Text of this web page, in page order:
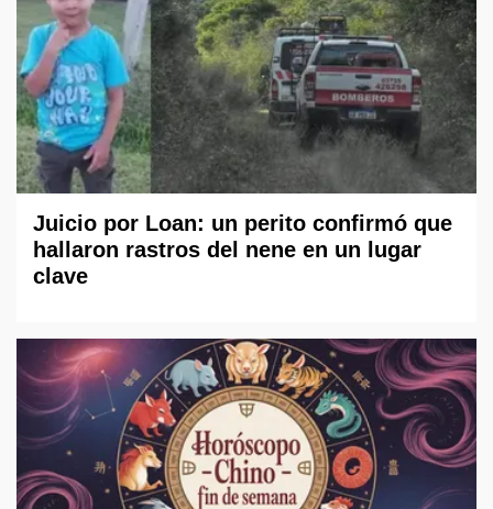
Juicio por Loan: un perito confirmó que
hallaron rastros del nene en un lugar
clave